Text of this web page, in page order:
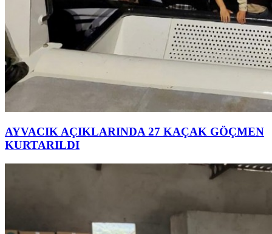
AYVACIK AÇIKLARINDA 27 KAÇAK GÖÇMEN
KURTARILDI